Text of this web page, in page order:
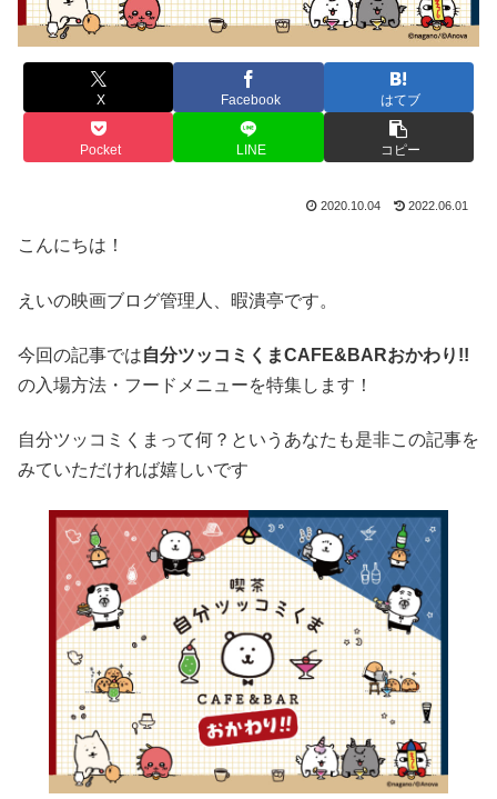
X Facebook はてブ
Pocket LINE コピー
2020.10.04 2022.06.01
こんにちは！
えいの映画ブログ管理人、暇潰亭です。
今回の記事では自分ツッコミくまCAFE&BARおかわり!!
の入場方法・フードメニューを特集します！
自分ツッコミくまって何？というあなたも是非この記事を
みていただければ嬉しいです